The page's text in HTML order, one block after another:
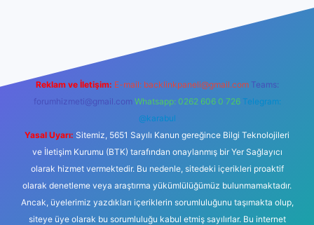
Reklam ve İletişim: E-mail: backlinkpaneli@gmail.com Teams:
forumhizmeti@gmail.com Whatsapp: 0262 606 0 726 Telegram:
@karabul
Yasal Uyarı: Sitemiz, 5651 Sayılı Kanun gereğince Bilgi Teknolojileri
ve İletişim Kurumu (BTK) tarafından onaylanmış bir Yer Sağlayıcı
olarak hizmet vermektedir. Bu nedenle, sitedeki içerikleri proaktif
olarak denetleme veya araştırma yükümlülüğümüz bulunmamaktadır.
Ancak, üyelerimiz yazdıkları içeriklerin sorumluluğunu taşımakta olup,
siteye üye olarak bu sorumluluğu kabul etmiş sayılırlar. Bu internet